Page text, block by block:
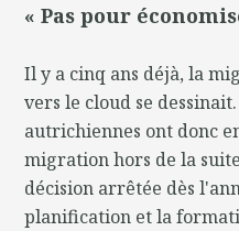
« Pas pour
Il y a cinq ans déjà, la
vers le cloud se
autrichiennes ont donc
migration hors de la
décision arrêtée dès
planification et la